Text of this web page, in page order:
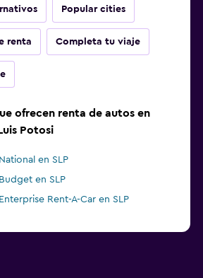
Popular cities
renta Completa tu viaje
ofrecen renta de autos en
Potosi
en SLP
en SLP
Rent-A-Car en SLP